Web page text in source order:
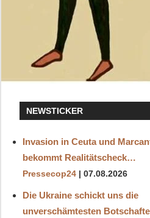
NEWSTICKER
Invasion in Ceuta und
bekommt Realitätscheck…
Pressecop24 07.08.2026
Die Ukraine schickt uns die
unverschämtesten